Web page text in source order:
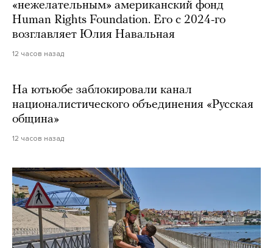
«нежелательным» американский фонд
Human Rights Foundation. Его с 2024-го
возглавляет Юлия Навальная
12 часов назад
На ютьюбе заблокировали канал
националистического объединения «Русская
община»
12 часов назад